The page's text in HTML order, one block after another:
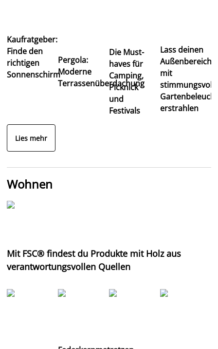
Kaufratgeber:
Finde den
richtigen
Sonnenschirm
Pergola:
Moderne
Terrassenüberdachung
Die Must-
haves für
Camping,
Picknick
und
Festivals
Lass deinen
Außenbereich
mit
erstrahlen
Lies mehr
Wohnen
Mit FSC® findest du Produkte mit Holz aus
verantwortungsvollen Quellen